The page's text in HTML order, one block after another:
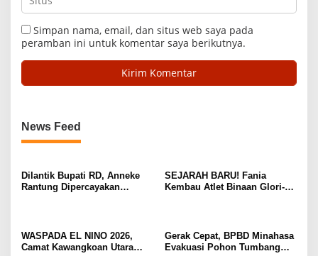
Simpan nama, email, dan situs web saya pada
peramban ini untuk komentar saya berikutnya.
News Feed
Dilantik Bupati RD, Anneke
Rantung Dipercayakan
SEJARAH BARU! Fania
Kembau Atlet Binaan Glori-A
WASPADA EL NINO 2026,
Camat Kawangkoan Utara
Gerak Cepat, BPBD Minahasa
Evakuasi Pohon Tumbang